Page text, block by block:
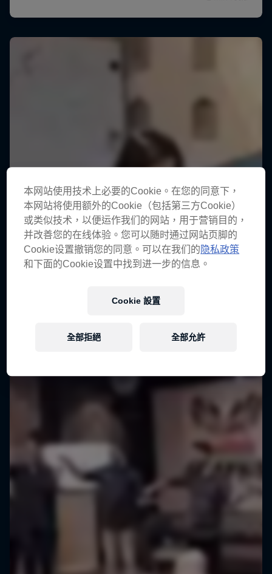
本网站使用技术上必要的Cookie。在您的同意下，
本网站将使用额外的Cookie（包括第三方Cookie）
或类似技术，以便运作我们的网站，用于营销目的，
并改善您的在线体验。您可以随时通过网站页脚的
Cookie设置撤销您的同意。可以在我们的 隐私政策
和下面的Cookie设置中找到进一步的信息。
Cookie 設置
全部拒絕 全部允許